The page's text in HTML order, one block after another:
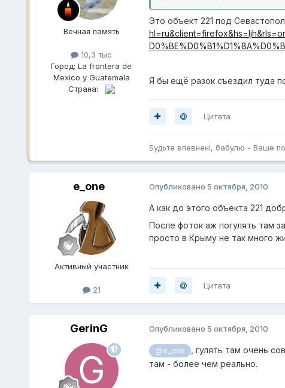
Вечная память
10,3 тыс
Город:La frontera de
Mexico y Guatemala
Страна:
Это объект 221 под
Я бы ещё разок съездил туда
Цитата
Будьте впевненi, бабулю - Ваше
e_one
Активный участник
21
Опубликовано 5 октября, 2010
А как до этого объекта 221
После фоток аж погулять там
просто в Крыму не так много
Цитата
GerinG Опубликовано 5 октября, 2010
@e_one
, гулять там очень
там - более чем реально.